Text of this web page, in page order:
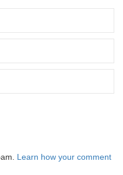
Learn how your comment